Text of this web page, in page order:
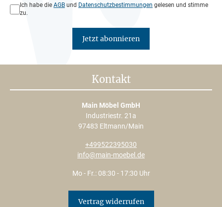
Datenschutz*
Ich habe die AGB und Datenschutzbestimmungen gelesen und stimme
zu.
Jetzt abonnieren
Kontakt
Main Möbel GmbH
Industriestr. 21a
97483 Eltmann/Main
+499522395030
info@main-moebel.de
Mo - Fr.: 08:30 - 17:30 Uhr
Vertrag widerrufen